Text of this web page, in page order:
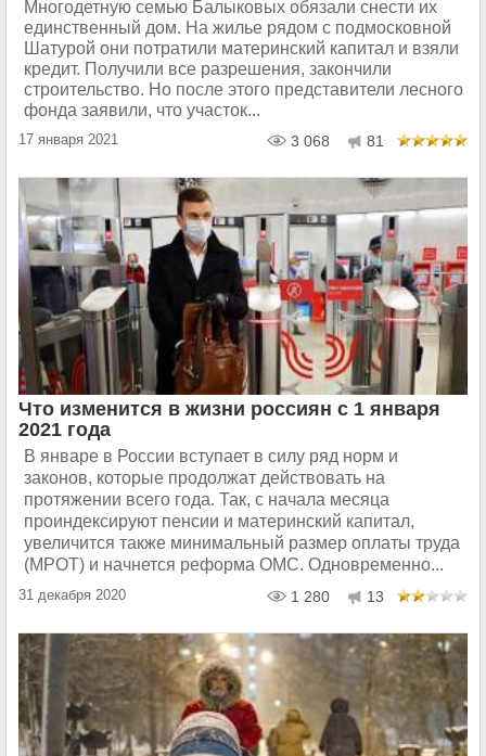
Многодетную семью Балыковых обязали снести их
единственный дом. На жилье рядом с подмосковной
Шатурой они потратили материнский капитал и взяли
кредит. Получили все разрешения, закончили
строительство. Но после этого представители лесного
фонда заявили, что участок...
17 января 2021 3 068 81
Что изменится в жизни россиян с 1 января
2021 года
В январе в России вступает в силу ряд норм и
законов, которые продолжат действовать на
протяжении всего года. Так, с начала месяца
проиндексируют пенсии и материнский капитал,
увеличится также минимальный размер оплаты труда
(МРОТ) и начнется реформа ОМС. Одновременно...
31 декабря 2020 1 280 13